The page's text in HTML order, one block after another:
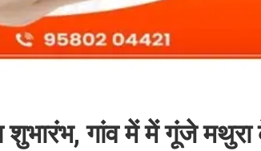
गांव में में गूंजे